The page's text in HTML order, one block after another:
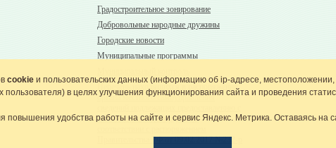
Градостроительное зонирование
Добровольные народные дружины
Городские новости
Муниципальные программы
Перечень находящихся в распоряжении
органа местного самоуправления
использованием координат в
Правительства РФ от 09.02.2017 №232-р
cookie и пользовательских данных (информацию об ip-адресе,
в целях улучшения функционирования сайта и проведения
удобства работы на сайте и сервис Яндекс. Метрика. Оставаясь на